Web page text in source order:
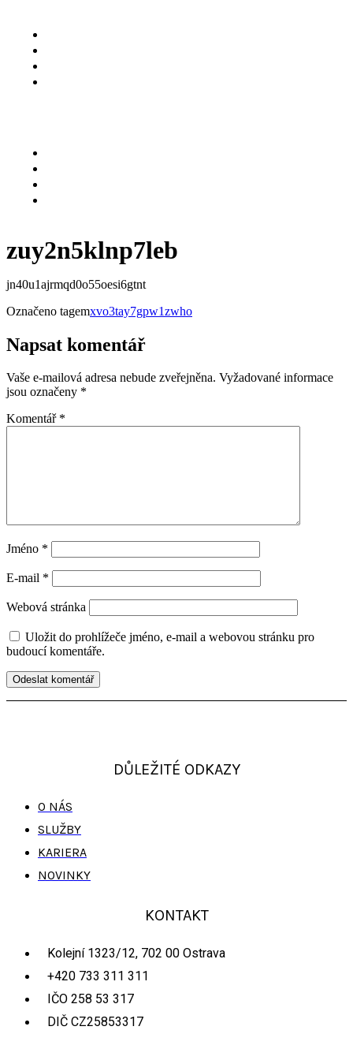
zuy2n5klnp7leb
jn40u1ajrmqd0o55oesi6gtnt
Označeno tagemxvo3tay7gpw1zwho
Napsat komentář
Vaše e-mailová adresa nebude zveřejněna. Vyžadované informace
jsou označeny *
Komentář *
Jméno *
E-mail *
Webová stránka
Uložit do prohlížeče jméno, e-mail a webovou stránku pro
budoucí komentáře.
DŮLEŽITÉ ODKAZY
O NÁS
SLUŽBY
KARIERA
NOVINKY
KONTAKT
Kolejní 1323/12, 702 00 Ostrava
+420 733 311 311
IČO 258 53 317
DIČ CZ25853317